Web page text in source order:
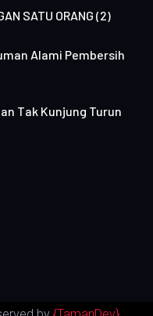
SATU ORANG (2)
Alami Pembersih
Tak Kunjung Turun